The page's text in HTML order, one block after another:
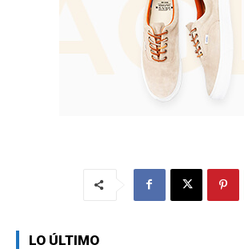
LO ÚLTIMO